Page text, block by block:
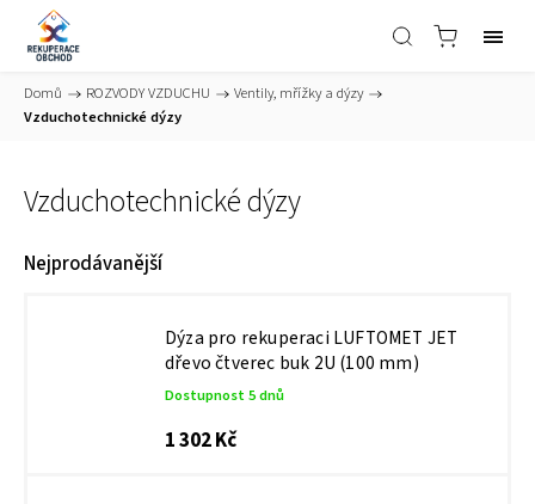
Domů / ROZVODY VZDUCHU / Ventily, mřížky a dýzy /
Vzduchotechnické dýzy
Vzduchotechnické dýzy
Nejprodávanější
Dýza pro rekuperaci LUFTOMET JET
dřevo čtverec buk 2U (100 mm)
Dostupnost 5 dnů
1 302 Kč